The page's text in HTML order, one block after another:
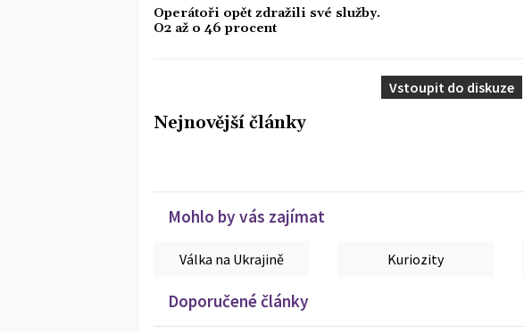
Operátoři opět zdražili své služby.
O2 až o 46 procent
Vstoupit do diskuze
Nejnovější články
Mohlo by vás zajímat
Válka na Ukrajině Kuriozity
Doporučené články